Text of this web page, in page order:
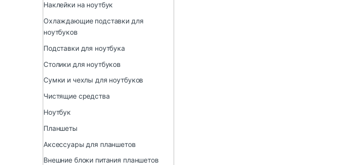
Наклейки на ноутбук
Охлаждающие подставки для
ноутбуков
Подставки для ноутбука
Столики для ноутбуков
Сумки и чехлы для ноутбуков
Чистящие средства
Ноутбук
Планшеты
Аксессуары для планшетов
Внешние блоки питания планшетов